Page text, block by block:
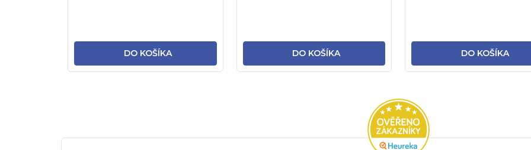
DO KOŠÍKA DO KOŠÍKA DO KOŠÍKA